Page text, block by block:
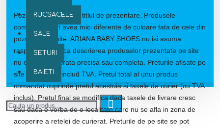
RUCSACELE
SALE
SETURI
BAIETI
Pozele produselor au titlul de prezentare. Produsele
comandate pot avea mici diferente de culoare fata de cele din
pozele de pe site. ARIANA BABY SHOES nu isi asuma
raspunderea daca descrierea produselor prezentate pe site
nu este considerata precisa sau completa. Preturile afisate pe
site la produse includ TVA. Pretul total al unui produs
comandat cuprinde pretul acestuia si taxele de curier (cu TVA
inclus). Pretul final se modifica daca taxele de livrare cresc
sau daca e vorba de o localitate care nu se afla in zona de
acoperire a retelei de curierat. Preturile de pe site se pot